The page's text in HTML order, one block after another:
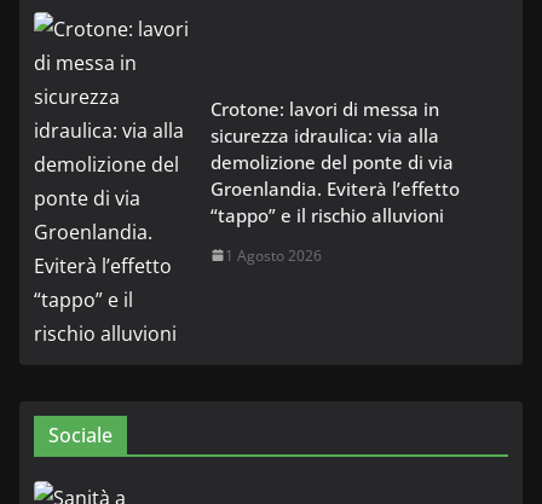
Crotone: lavori di messa in
sicurezza idraulica: via alla
demolizione del ponte di via
Groenlandia. Eviterà l’effetto
“tappo” e il rischio alluvioni
1 Agosto 2026
Sociale